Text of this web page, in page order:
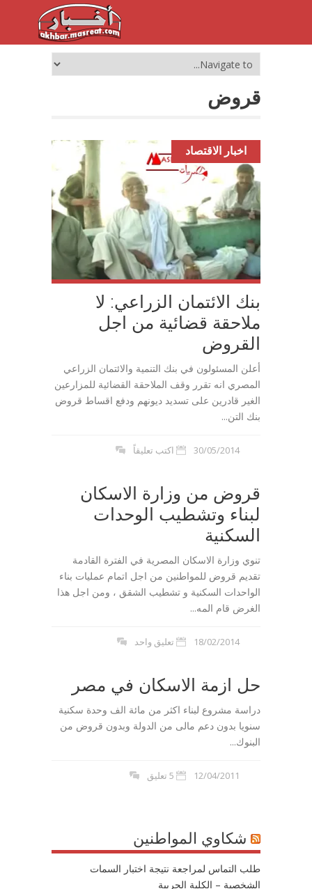
قروض
اخبار الاقتصاد
بنك الائتمان الزراعي: لا
ملاحقة قضائية من اجل
القروض
أعلن المسئولون في بنك التنمية والائتمان الزراعي
المصري انه تقرر وقف الملاحقة القضائية للمزارعين
الغير قادرين على تسديد ديونهم ودفع اقساط قروض
بنك التن...
30/05/2014 اكتب تعليقاً
قروض من وزارة الاسكان
لبناء وتشطيب الوحدات
السكنية
تنوي وزارة الاسكان المصرية في الفترة القادمة
تقديم قروض للمواطنين من اجل اتمام عمليات بناء
الواحدات السكنية و تشطيب الشقق ، ومن اجل هذا
الغرض قام المه...
18/02/2014 تعليق واحد
حل ازمة الاسكان في مصر
دراسة مشروع لبناء اكثر من مائة الف وحدة سكنية
سنويا بدون دعم مالى من الدولة وبدون قروض من
البنوك...
12/04/2011 5 تعليق
شكاوي المواطنين
طلب التماس لمراجعة نتيجة اختبار السمات
الشخصية – الكلية الحربية